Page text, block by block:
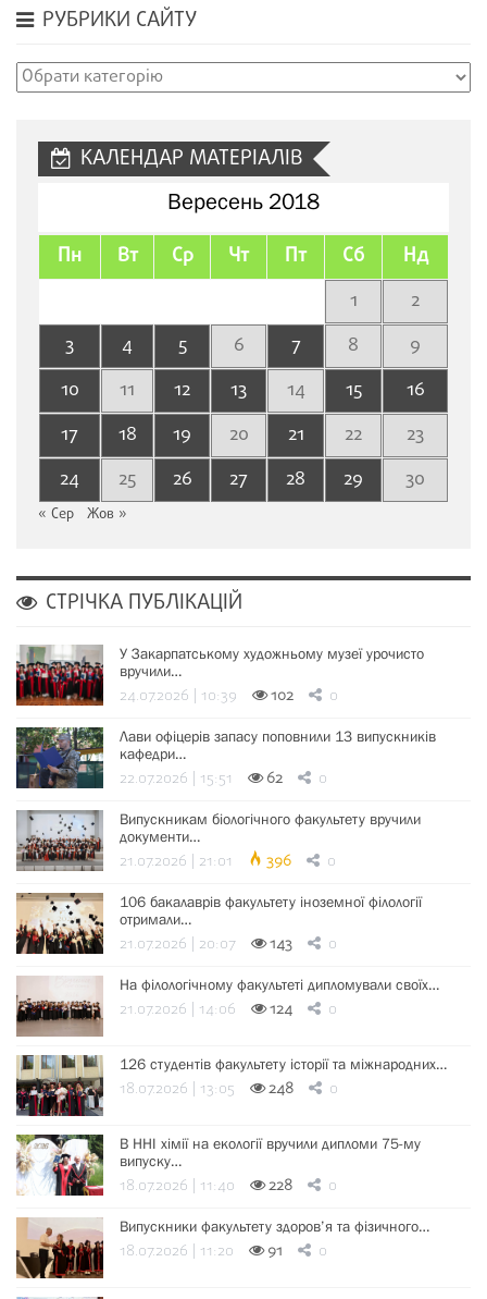
РУБРИКИ САЙТУ
Рубрики
КАЛЕНДАР МАТЕРІАЛІВ
Вересень 2018
Пн Вт Ср Чт Пт Сб Нд
1
2
3
4 5 6 7 8
9
10
11 12 13 14 15
16
17
18 19 20 21 22
23
24
25 26 27 28 29 30
« Сер Жов »
СТРІЧКА ПУБЛІКАЦІЙ
У Закарпатському художньому музеї урочисто
вручили…
24.07.2026 | 10:39 102 0
Лави офіцерів запасу поповнили 13 випускників
кафедри…
22.07.2026 | 15:51 62 0
Випускникам біологічного факультету вручили
документи…
21.07.2026 | 21:01 396 0
106 бакалаврів факультету іноземної філології
отримали…
21.07.2026 | 20:07 143 0
На філологічному факультеті дипломували своїх…
21.07.2026 | 14:06 124 0
126 студентів факультету історії та міжнародних…
18.07.2026 | 13:05 248 0
В ННІ хімії на екології вручили дипломи 75-му
випуску…
18.07.2026 | 11:40 228 0
Випускники факультету здоров’я та фізичного…
18.07.2026 | 11:20 91 0